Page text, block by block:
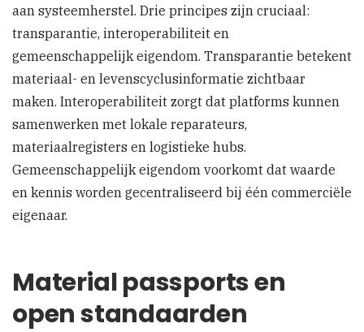
aan systeemherstel. Drie principes zijn cruciaal:
transparantie, interoperabiliteit en
gemeenschappelijk eigendom. Transparantie betekent
materiaal- en levenscyclusinformatie zichtbaar
maken. Interoperabiliteit zorgt dat platforms kunnen
samenwerken met lokale reparateurs,
materiaalregisters en logistieke hubs.
Gemeenschappelijk eigendom voorkomt dat waarde
en kennis worden gecentraliseerd bij één commerciële
eigenaar.
Material passports en
open standaarden